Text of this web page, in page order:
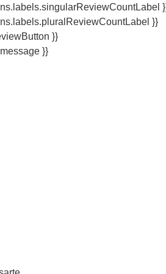
}}
}}
}}